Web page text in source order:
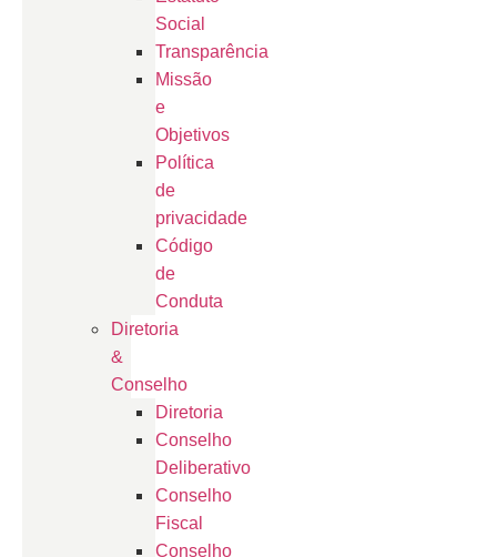
Social
Transparência
Missão
e
Objetivos
Política
de
privacidade
Código
de
Conduta
Diretoria
&
Conselho
Diretoria
Conselho
Deliberativo
Conselho
Fiscal
Conselho